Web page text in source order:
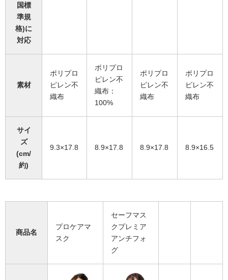
国標
準規
格)に
対応
素材
ポリプロ
ピレン不
織布
ポリプロ
ピレン不
織布：
100%
ポリプロ
ピレン不
織布
ポリプロ
ピレン不
織布
サイ
ズ
(cm/
約)
9.3×17.8 8.9×17.8 8.9×17.8 8.9×16.5
商品名
プロケアマ
スク
セーフマス
クプレミア
アンチフォ
グ